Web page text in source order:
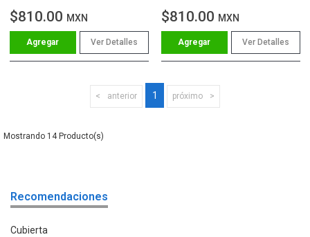
$810.00 MXN
Ver Detalles
$810.00 MXN
Ver Detalles
anterior 1 próximo
14
Recomendaciones
Cubierta